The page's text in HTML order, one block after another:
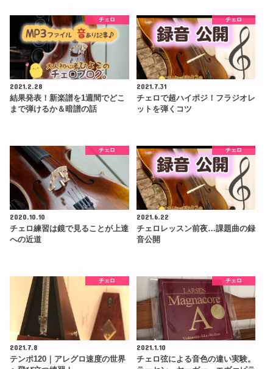
チェロ
2021.2.28
結果発表！新楽譜を1週間でどこ
まで弾けるか＆暗譜の話
チェロ
2021.7.31
チェロで超ハイポジ！フラジオレ
ットを弾くコツ
チェロ
2020.10.10
チェロ練習は鏡で見ることが上達
への近道
チェロ
2021.6.22
チェロレッスン前夜…課題曲の録
音公開
チェロ
2021.7.8
テンポ120｜アレグロ速度の世界
チェロ
2021.1.10
チェロ弦による音色の違い実験。